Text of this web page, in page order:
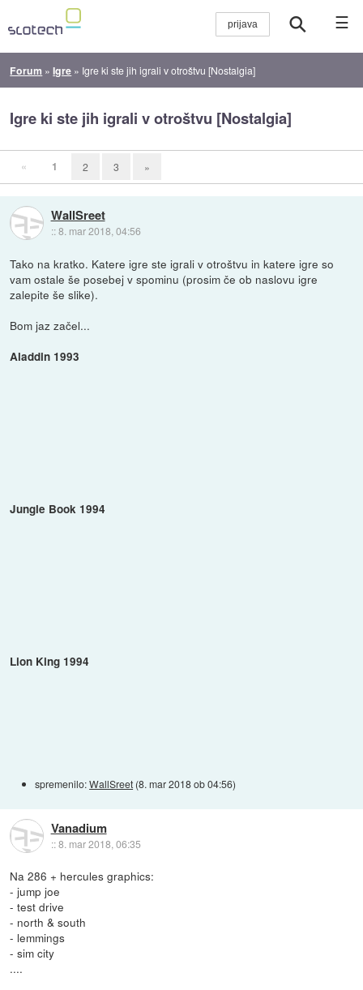
☰
Forum »Igre » Igre ki ste jih igrali v otroštvu [Nostalgia]
Igre ki ste jih igrali v otroštvu [Nostalgia]
« 1 2 3 »
WallSreet
::8. mar 2018, 04:56
Tako na kratko. Katere igre ste igrali v otroštvu in katere igre so
vam ostale še posebej v spominu (prosim če ob naslovu igre
zalepite še slike).
Bom jaz začel...
Aladdin 1993
Jungle Book 1994
Lion King 1994
spremenilo:WallSreet (8. mar 2018 ob 04:56)
Vanadium
::8. mar 2018, 06:35
Na 286 + hercules graphics:
- jump joe
- test drive
- north & south
- lemmings
- sim city
....